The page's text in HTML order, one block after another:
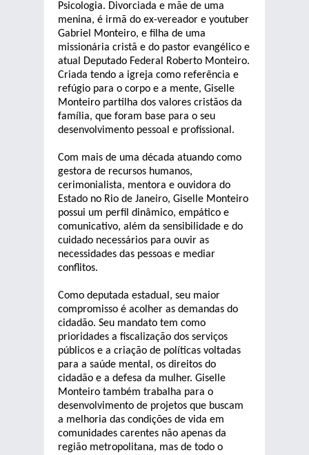
Psicologia. Divorciada e mãe de uma
menina, é irmã do ex-vereador e youtuber
Gabriel Monteiro, e filha de uma
missionária cristã e do pastor evangélico e
atual Deputado Federal Roberto Monteiro.
Criada tendo a igreja como referência e
refúgio para o corpo e a mente, Giselle
Monteiro partilha dos valores cristãos da
família, que foram base para o seu
desenvolvimento pessoal e profissional.
Com mais de uma década atuando como
gestora de recursos humanos,
cerimonialista, mentora e ouvidora do
Estado no Rio de Janeiro, Giselle Monteiro
possui um perfil dinâmico, empático e
comunicativo, além da sensibilidade e do
cuidado necessários para ouvir as
necessidades das pessoas e mediar
conflitos.
Como deputada estadual, seu maior
compromisso é acolher as demandas do
cidadão. Seu mandato tem como
prioridades a fiscalização dos serviços
públicos e a criação de políticas voltadas
para a saúde mental, os direitos do
cidadão e a defesa da mulher. Giselle
Monteiro também trabalha para o
desenvolvimento de projetos que buscam
a melhoria das condições de vida em
comunidades carentes não apenas da
região metropolitana, mas de todo o